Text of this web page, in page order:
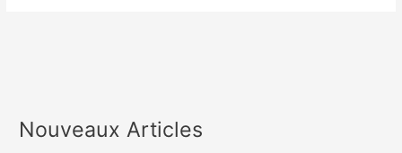
Nouveaux Articles